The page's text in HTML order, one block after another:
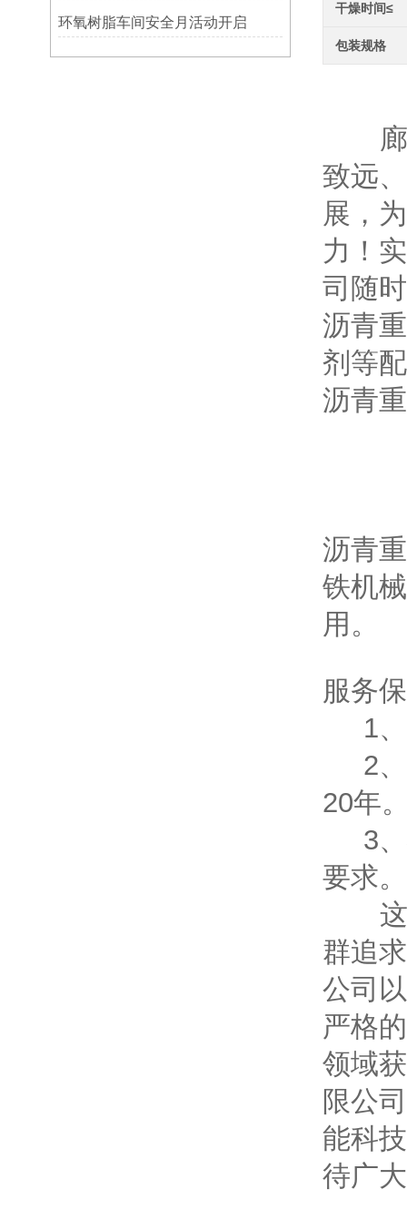
环氧树脂车间安全月活动开启
干燥时间≤
包装规格
廊坊
致远
展，
力！
司随
沥青
剂等
沥青
沥青
铁机
用。
服务
1、
2、
20年
3、
要求
这是
群追
公司
严格
领域
限公
能科
待广